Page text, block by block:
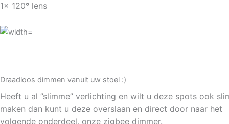
1x 120° lens
Draadloos dimmen vanuit uw stoel :)
Heeft u al ”slimme” verlichting en wilt u deze spots ook
maken dan kunt u deze overslaan en direct door naar het
volgende onderdeel, onze zigbee dimmer.